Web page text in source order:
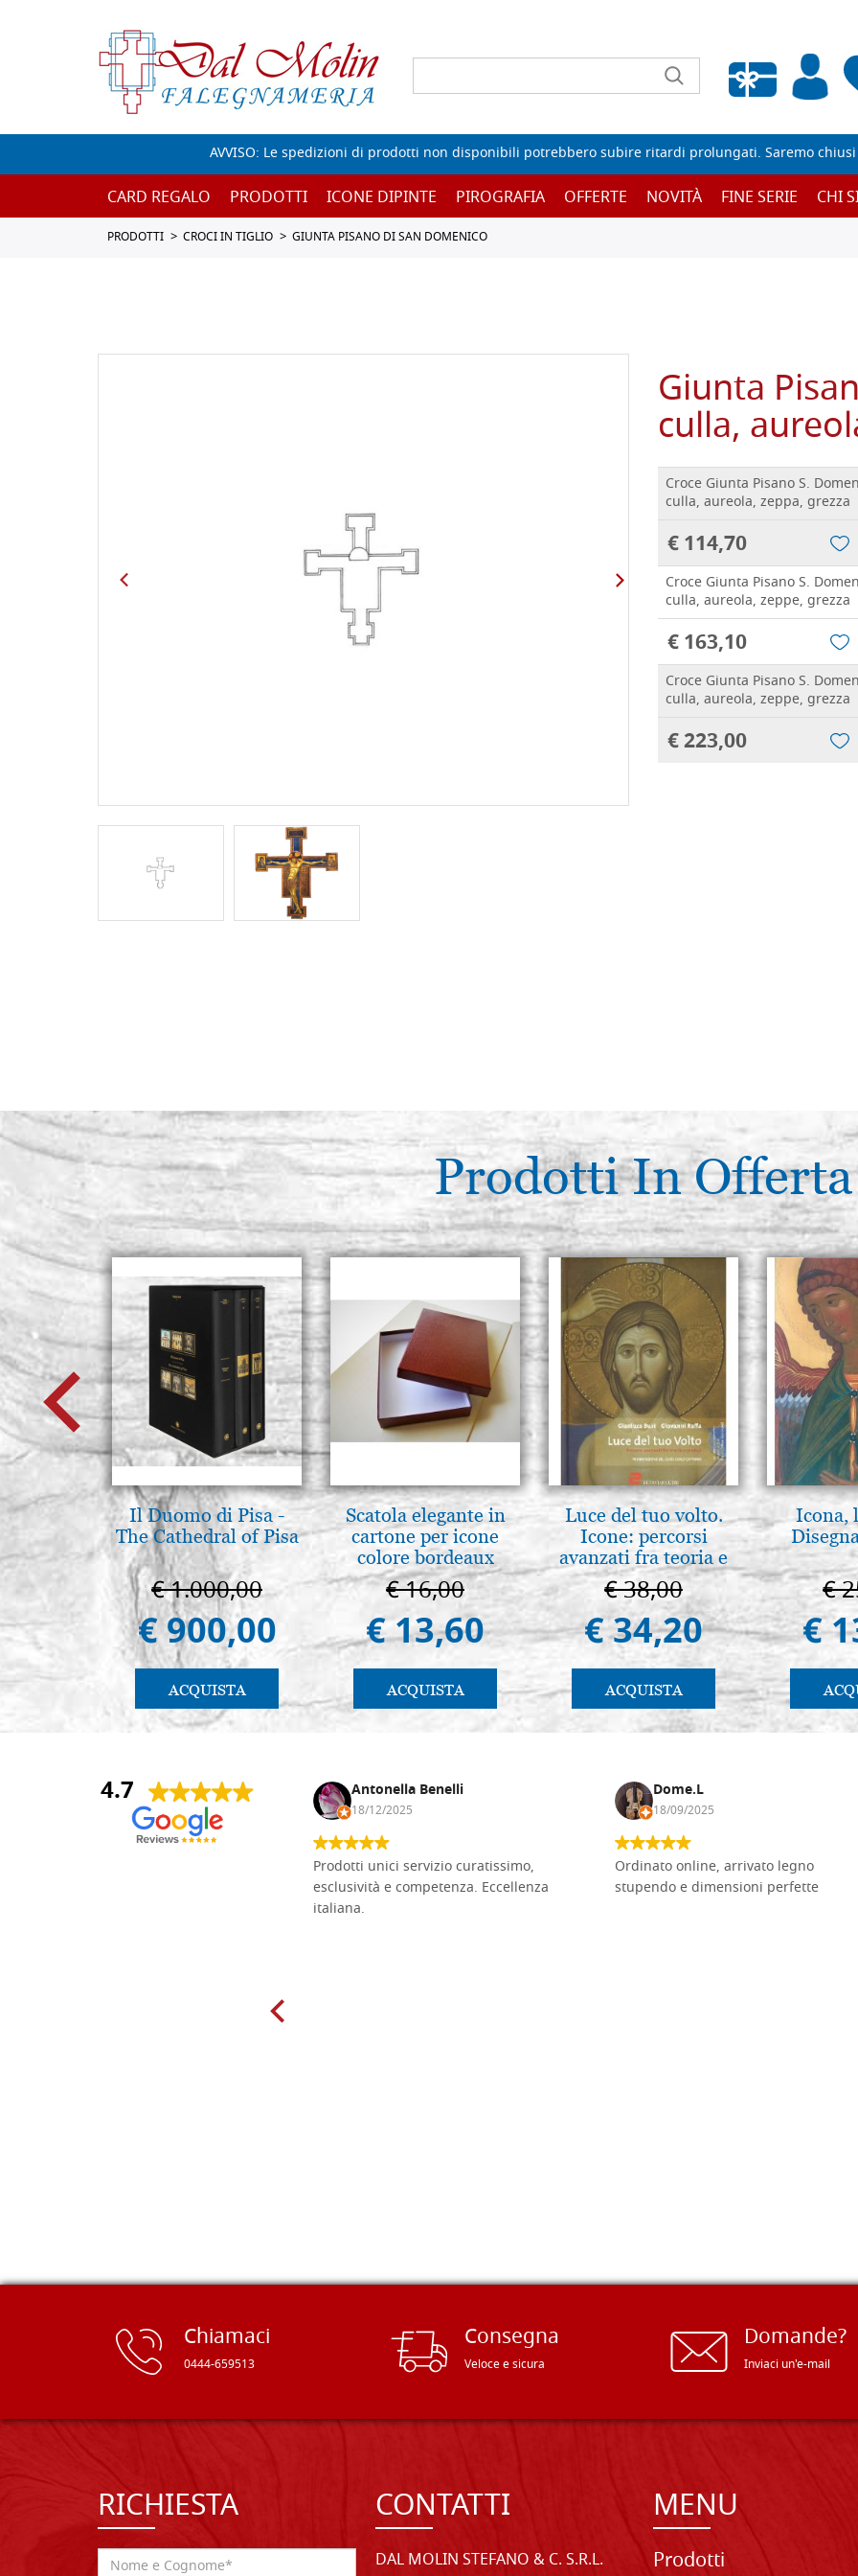
Wishlist vuota
AVVISO: Le spedizioni di prodotti non disponibili potrebbero subire ritardi prolungati. Saremo
CARD REGALO PRODOTTI ICONE DIPINTE PIROGRAFIA OFFERTE NOVITÀ FINE SERIE CHI
PRODOTTI CROCI IN TIGLIO GIUNTA PISANO DI SAN DOMENICO
Giunta
culla,
Croce Giunta Pisano S.
culla, aureola, zeppa, grezza
€ 114,70
Croce Giunta Pisano S.
culla, aureola, zeppe, grezza
€ 163,10
Croce Giunta Pisano S.
culla, aureola, zeppe, grezza
€ 223,00
Prodotti In Offerta
Il Duomo di Pisa -
The Cathedral of Pisa
€ 1.000,00
€ 900,00
ACQUISTA
Scatola elegante in
cartone per icone
colore bordeaux
€ 16,00
€ 13,60
ACQUISTA
Luce del tuo volto.
Icone: percorsi
avanzati fra teoria e
pratica. pg. 430
€ 38,00
€ 34,20
ACQUISTA
Icona,
€
€
4.7
Andrea Monguzzi Antonella Benelli
18/12/2025
Prodotti unici servizio curatissimo,
esclusività e competenza. Eccellenza
italiana.
Dome.L
18/09/2025
Ordinato online, arrivato legno
stupendo e dimensioni perfette
Chiamaci
0444-659513
Consegna
Veloce e sicura
Domande?
Inviaci un'e-mail
RICHIESTA CONTATTI
DAL MOLIN STEFANO & C. S.R.L.
MENU
Prodotti